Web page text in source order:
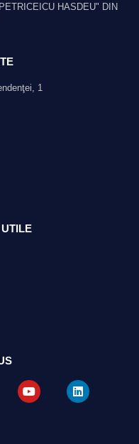
HASDEU" DIN
1
Y
o
u
L
i
n